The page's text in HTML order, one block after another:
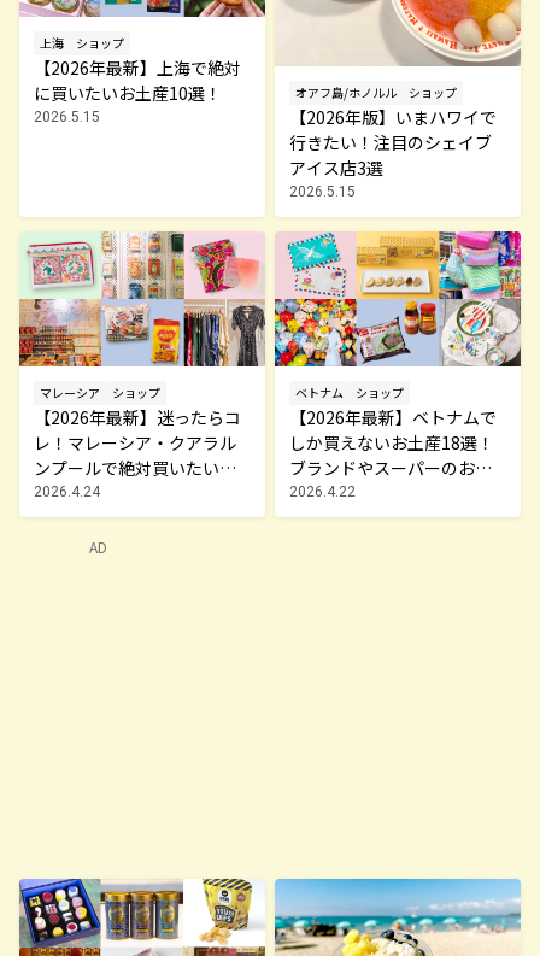
上海 ショップ
【2026年最新】上海で絶対
に買いたいお土産10選！
2026.5.15
オアフ島/ホノルル ショップ
【2026年版】いまハワイで
行きたい！注目のシェイブ
アイス店3選
2026.5.15
マレーシア ショップ
【2026年最新】迷ったらコ
レ！マレーシア・クアラル
ンプールで絶対買いたいお
土産15選
2026.4.24
ベトナム ショップ
【2026年最新】ベトナムで
しか買えないお土産18選！
ブランドやスーパーのお菓
子や雑貨まで紹介
2026.4.22
AD